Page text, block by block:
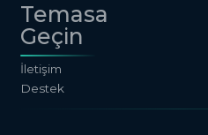
Temasa
Geçin
İletişim
Destek